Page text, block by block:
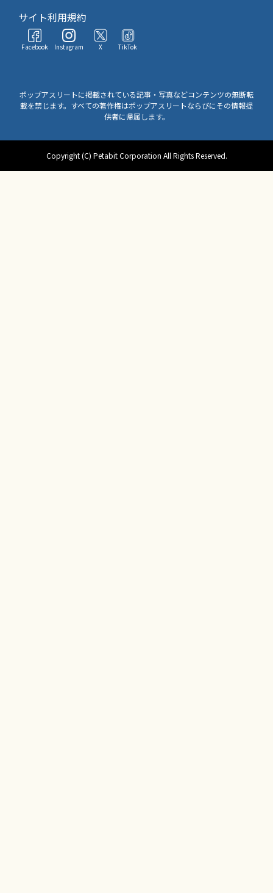
サイト利用規約
Facebook Instagram X TikTok
ポップアスリートに掲載されている記事・写真などコンテンツの無断転
載を禁じます。すべての著作権はポップアスリートならびにその情報提
供者に帰属します。
Copyright (C) Petabit Corporation All Rights Reserved.